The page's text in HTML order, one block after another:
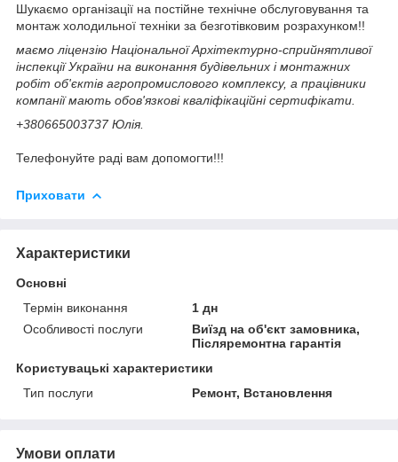
Шукаємо організації на постійне технічне обслуговування та
монтаж холодильної техніки за безготівковим розрахунком!!
маємо ліцензію Національної Архітектурно-сприйнятливої
інспекції України на виконання будівельних і монтажних
робіт об'єктів агропромислового комплексу, а працівники
компанії мають обов'язкові кваліфікаційні сертифікати.
+380665003737 Юлія.
Телефонуйте раді вам допомогти!!!
Приховати
Характеристики
Основні
Термін виконання
1 дн
Особливості послуги
Виїзд на об'єкт замовника,
Післяремонтна гарантія
Користувацькі характеристики
Тип послуги
Ремонт, Встановлення
Умови оплати